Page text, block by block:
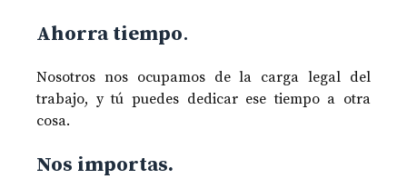
Ahorra tiempo.
Nosotros nos ocupamos de la carga legal del
trabajo, y tú puedes dedicar ese tiempo a otra
cosa.
Nos importas.